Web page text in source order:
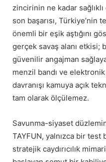
zincirinin ne kadar sağlıklı
son başarısı, Türkiye’nin
önemli bir eşik aştığını
gerçek savaş alanı etkisi;
güvenilir angajman
menzil bandı ve
davranışı kamuya açık
tam olarak ölçülemez.
Savunma-siyaset
TAYFUN, yalnızca bir test
stratejik caydırıcılık